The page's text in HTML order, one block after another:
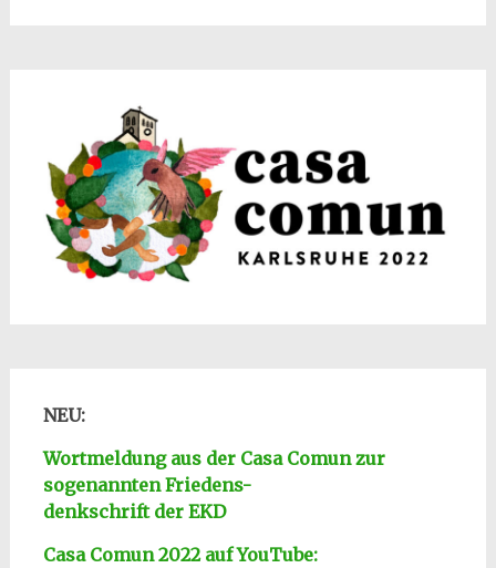
NEU:
Wortmeldung aus der Casa Comun zur
sogenannten Friedens-
denkschrift der EKD
Casa Comun 2022 auf YouTube: